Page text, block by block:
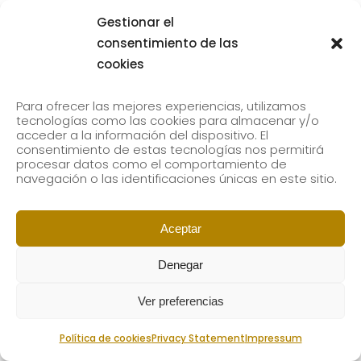
Gestionar el
consentimiento de las
cookies
Para ofrecer las mejores experiencias, utilizamos
tecnologías como las cookies para almacenar y/o
acceder a la información del dispositivo. El
consentimiento de estas tecnologías nos permitirá
procesar datos como el comportamiento de
navegación o las identificaciones únicas en este sitio.
Aceptar
Denegar
Ver preferencias
Política de cookiesPrivacy StatementImpressum